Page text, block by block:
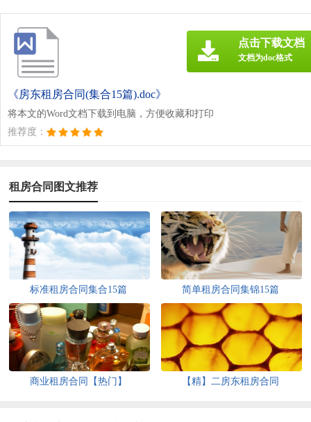
《房东租房合同(集合15篇).doc》
将本文的Word文档下载到电脑，方便收藏和打印
推荐度：
点击下载文档
文档为doc格式
租房合同图文推荐
标准租房合同集合15篇 简单租房合同集锦15篇
商业租房合同【热门】 【精】二房东租房合同